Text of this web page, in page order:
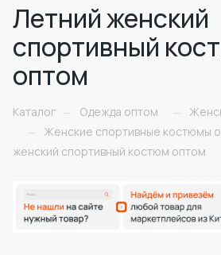
Летний женский
спортивный
оптом
Каталог — Одежда оптом —
—
Женские спортивные костюмы
женский спортивный костюм оптом